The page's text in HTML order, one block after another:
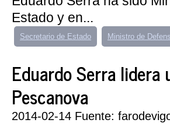
Estado y en...
Secretario de Estado Ministro de
Eduardo Serra
Pescanova
2014-02-14 Fuente: